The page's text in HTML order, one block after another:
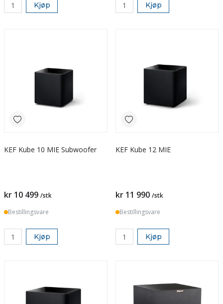
Kjøp Kjøp
KEF Kube 10 MIE Subwoofer
kr 10 499 /stk
Bestillingsvare
Kjøp
KEF Kube 12 MIE
kr 11 990 /stk
Bestillingsvare
Kjøp